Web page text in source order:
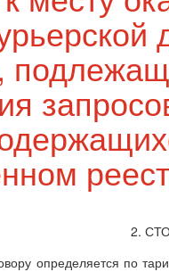
2.
определяется по